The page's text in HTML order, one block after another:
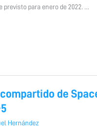
previsto para enero de 2022. …
de
Hernández